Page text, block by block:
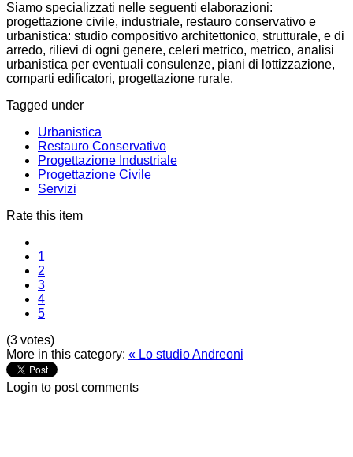
Siamo specializzati nelle seguenti elaborazioni:
progettazione civile, industriale, restauro conservativo e
urbanistica: studio compositivo architettonico, strutturale, e di
arredo, rilievi di ogni genere, celeri metrico, metrico, analisi
urbanistica per eventuali consulenze, piani di lottizzazione,
comparti edificatori, progettazione rurale.
Tagged under
Urbanistica
Restauro Conservativo
Progettazione Industriale
Progettazione Civile
Servizi
Rate this item
1
2
3
4
5
(3 votes)
More in this category: « Lo studio Andreoni
Login to post comments